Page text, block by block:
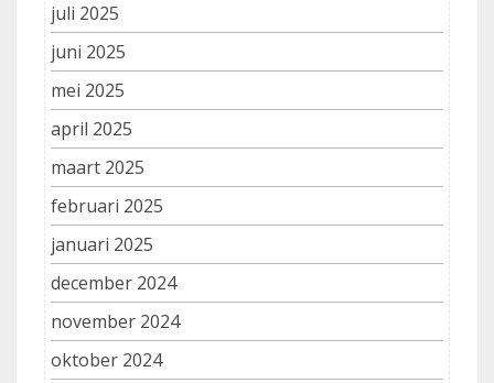
juli 2025
juni 2025
mei 2025
april 2025
maart 2025
februari 2025
januari 2025
december 2024
november 2024
oktober 2024